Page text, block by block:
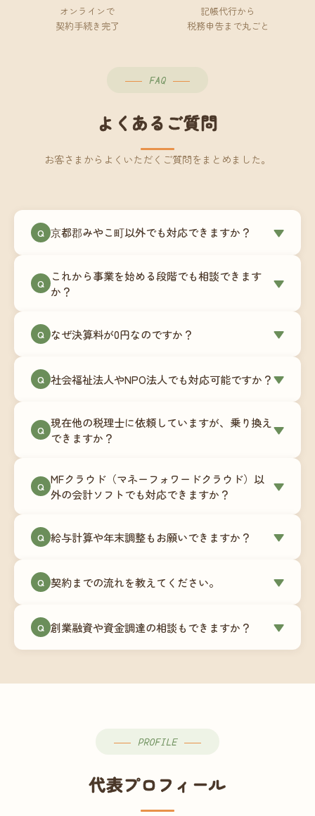
オンラインで
契約手続き完了
記帳代行から
税務申告まで丸ごと
FAQ
よくあるご質問
お客さまからよくいただくご質問をまとめました。
Q 京都郡みやこ町以外でも対応できますか？ ▼
す。Zoomやチャットツールを使ったオンラインで
のやり取りが中心ですので、地域を問わずサポー
地域の事業者さまにご利用いただいています。
Q
これから事業を始める段階でも相談できます
か？
▼
180,000円〜）をご用意しています。事業計画の段
談にも対応しています。
Q なぜ決算料が0円なのですか？ ▼
次で進めています。そのため、決算時に追加の作
リプション型の料金体系を実現しています。年間
コストが事前にわかるので、資金繰りの見通しも
Q 社会福祉法人やNPO法人でも対応可能ですか？▼
は営利法人とは会計基準や監査要件が異なるた
め、別途お見積りとなります。まずはお気軽にご
Q 現在他の税理士に依頼していますが、乗り換え
できますか？
▼
ます。前任の税理士事務所との連携や、過去の帳
簿データの移行もお手伝いします。決算期のタイ
での変更も対応可能です。
Q MFクラウド（マネーフォワードクラウド）以
外の会計ソフトでも対応できますか？
▼
供しています。これから会計ソフトを導入される
します。freee・弥生会計等をご利用中の場合は、
Q 給与計算や年末調整もお願いできますか？ ▼
怠集計あり／5名まで）は月額15,000円〜、年末調
す。人数が増える場合は別途お見積りします。
Q 契約までの流れを教えてください。 ▼
（30〜60分）でご事業内容・ご要望のヒアリング
→ ③お見積り・ご契約 → ④MFクラウドの初期設
談から契約まで費用は発生しませんので、お気軽
Q 創業融資や資金調達の相談もできますか？ ▼
PROFILE
代表プロフィール